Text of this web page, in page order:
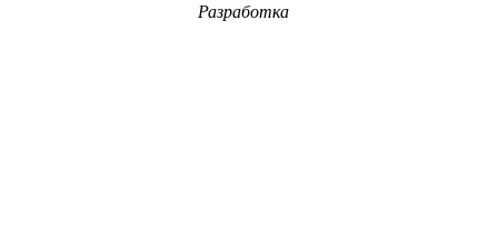
Разработка